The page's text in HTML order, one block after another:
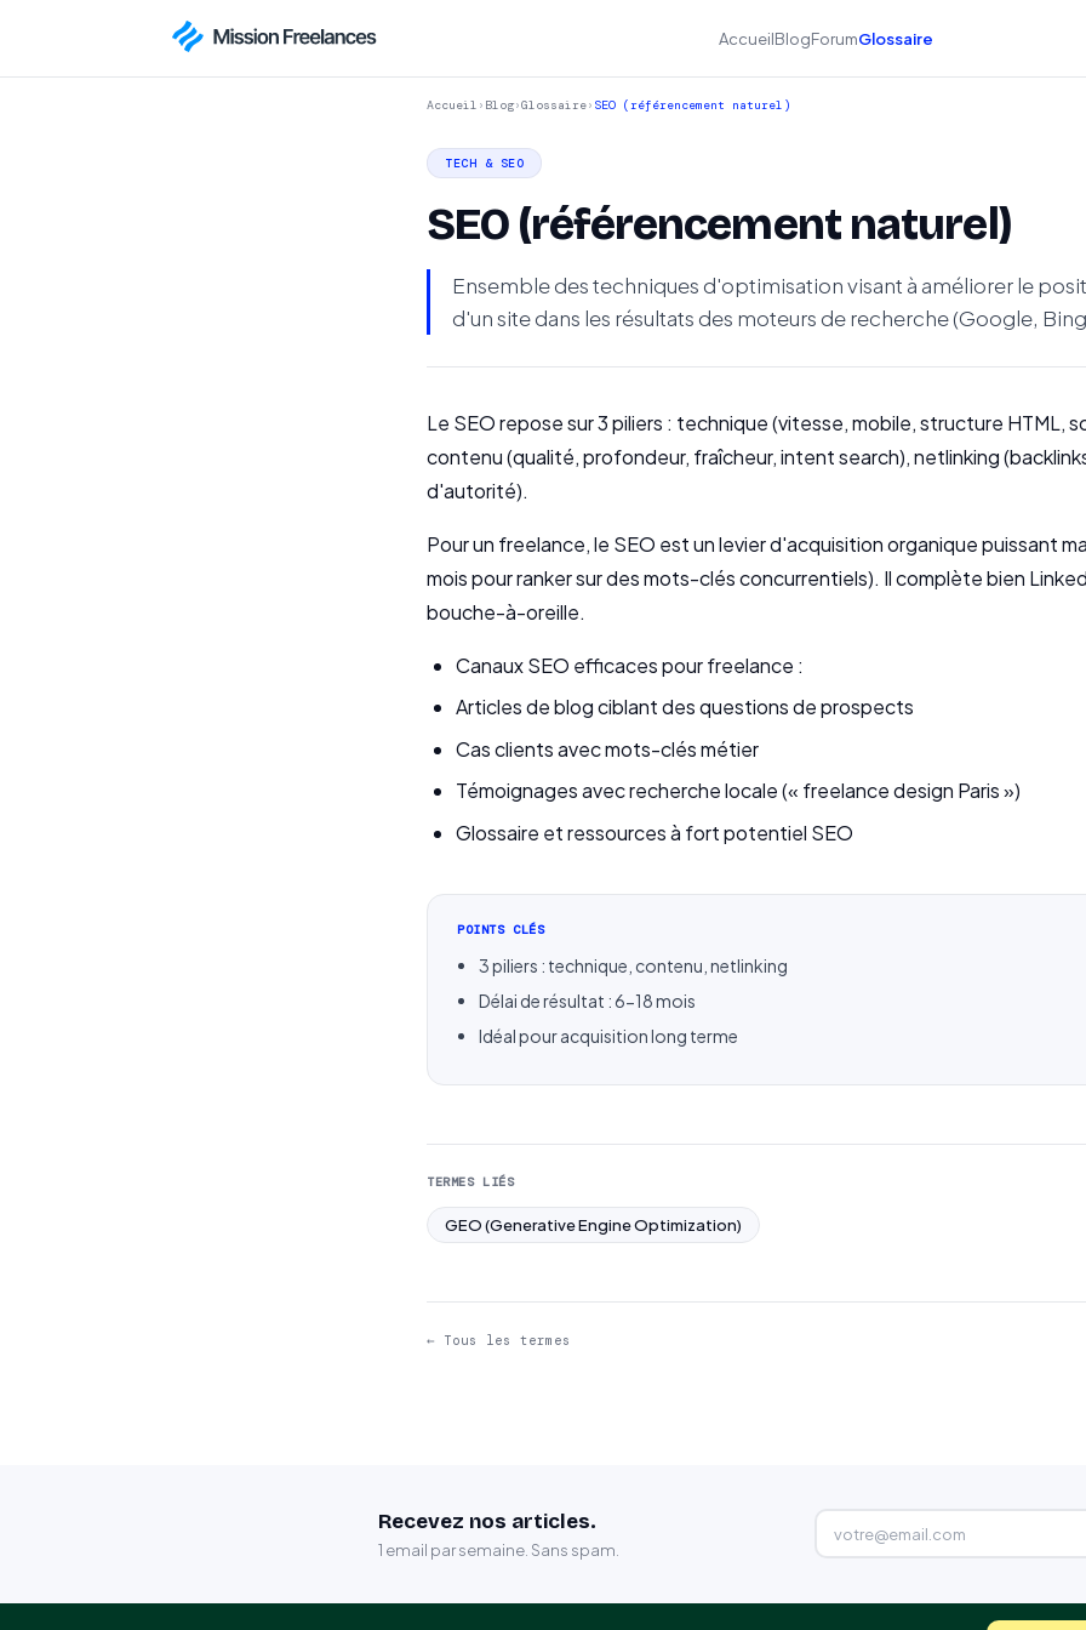
AccueilBlogForumGlossaire
Accueil › Blog›Glossaire› SEO (référencement naturel)
TECH & SEO
SEO (référencement naturel)
Ensemble des techniques d'optimisation visant à améliorer le
d'un site dans les résultats des moteurs de recherche (Google,
Le SEO repose sur 3 piliers : technique (vitesse, mobile, structure HTML,
contenu (qualité, profondeur, fraîcheur, intent search), netlinking
d'autorité).
Pour un freelance, le SEO est un levier d'acquisition organique puissant
mois pour ranker sur des mots-clés concurrentiels). Il complète bien
bouche-à-oreille.
Canaux SEO efficaces pour freelance :
Articles de blog ciblant des questions de prospects
Cas clients avec mots-clés métier
Témoignages avec recherche locale (« freelance design Paris »)
Glossaire et ressources à fort potentiel SEO
POINTS CLÉS
3 piliers : technique, contenu, netlinking
Délai de résultat : 6-18 mois
Idéal pour acquisition long terme
TERMES LIÉS
GEO (Generative Engine Optimization)
← Tous les termes
Recevez nos articles.
1 email par semaine. Sans spam.